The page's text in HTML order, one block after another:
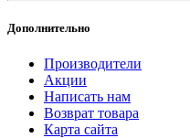
Дополнительно
Производители
Акции
Написать нам
Возврат товара
Карта сайта